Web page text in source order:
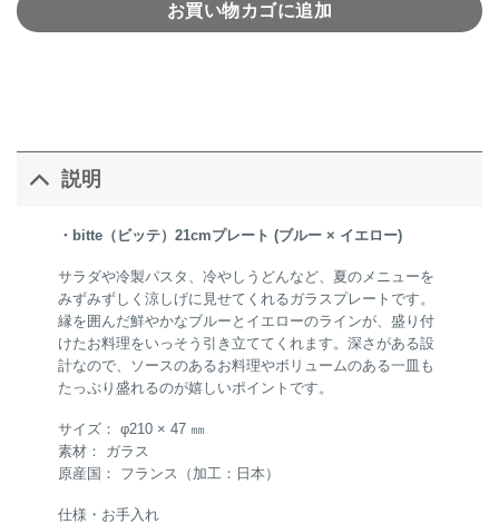
お買い物カゴに追加
説明
・bitte（ビッテ）21cmプレート (ブルー × イエロー)
サラダや冷製パスタ、冷やしうどんなど、夏のメニューを
みずみずしく涼しげに見せてくれるガラスプレートです。
縁を囲んだ鮮やかなブルーとイエローのラインが、盛り付
けたお料理をいっそう引き立ててくれます。深さがある設
計なので、ソースのあるお料理やボリュームのある一皿も
たっぷり盛れるのが嬉しいポイントです。
サイズ： φ210 × 47 ㎜
素材： ガラス
原産国： フランス（加工：日本）
仕様・お手入れ